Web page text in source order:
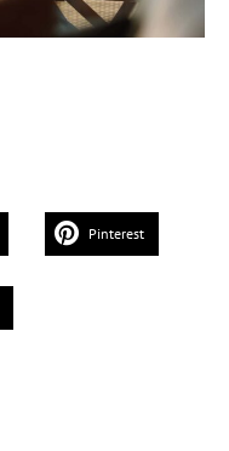
Pinterest